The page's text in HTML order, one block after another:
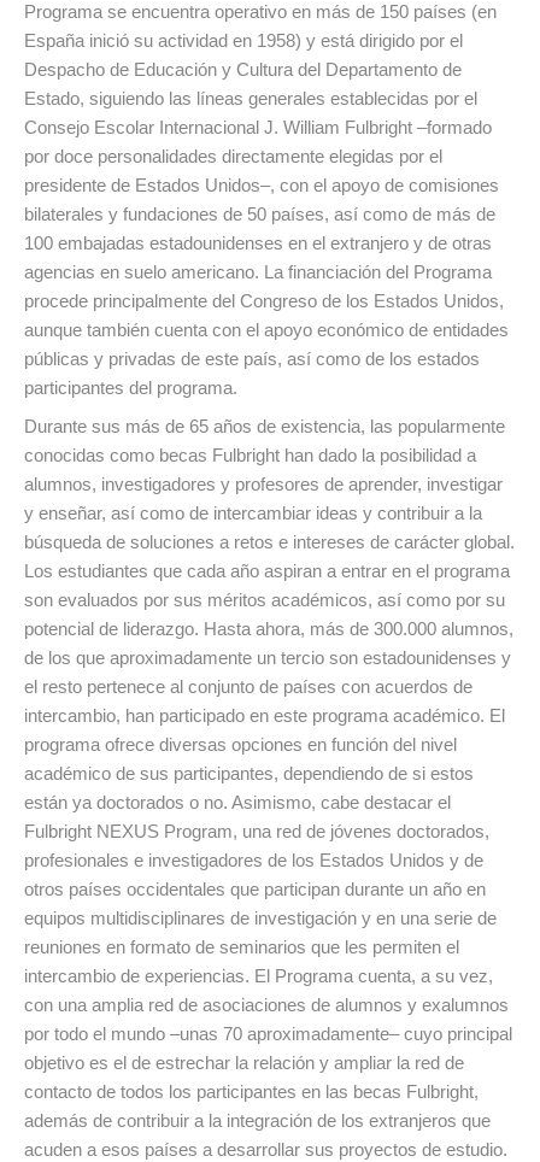
Programa se encuentra operativo en más de 150 países (en
España inició su actividad en 1958) y está dirigido por el
Despacho de Educación y Cultura del Departamento de
Estado, siguiendo las líneas generales establecidas por el
Consejo Escolar Internacional J. William Fulbright –formado
por doce personalidades directamente elegidas por el
presidente de Estados Unidos–, con el apoyo de comisiones
bilaterales y fundaciones de 50 países, así como de más de
100 embajadas estadounidenses en el extranjero y de otras
agencias en suelo americano. La financiación del Programa
procede principalmente del Congreso de los Estados Unidos,
aunque también cuenta con el apoyo económico de entidades
públicas y privadas de este país, así como de los estados
participantes del programa.
Durante sus más de 65 años de existencia, las popularmente
conocidas como becas Fulbright han dado la posibilidad a
alumnos, investigadores y profesores de aprender, investigar
y enseñar, así como de intercambiar ideas y contribuir a la
búsqueda de soluciones a retos e intereses de carácter global.
Los estudiantes que cada año aspiran a entrar en el programa
son evaluados por sus méritos académicos, así como por su
potencial de liderazgo. Hasta ahora, más de 300.000 alumnos,
de los que aproximadamente un tercio son estadounidenses y
el resto pertenece al conjunto de países con acuerdos de
intercambio, han participado en este programa académico. El
programa ofrece diversas opciones en función del nivel
académico de sus participantes, dependiendo de si estos
están ya doctorados o no. Asimismo, cabe destacar el
Fulbright NEXUS Program, una red de jóvenes doctorados,
profesionales e investigadores de los Estados Unidos y de
otros países occidentales que participan durante un año en
equipos multidisciplinares de investigación y en una serie de
reuniones en formato de seminarios que les permiten el
intercambio de experiencias. El Programa cuenta, a su vez,
con una amplia red de asociaciones de alumnos y exalumnos
por todo el mundo –unas 70 aproximadamente– cuyo principal
objetivo es el de estrechar la relación y ampliar la red de
contacto de todos los participantes en las becas Fulbright,
además de contribuir a la integración de los extranjeros que
acuden a esos países a desarrollar sus proyectos de estudio.